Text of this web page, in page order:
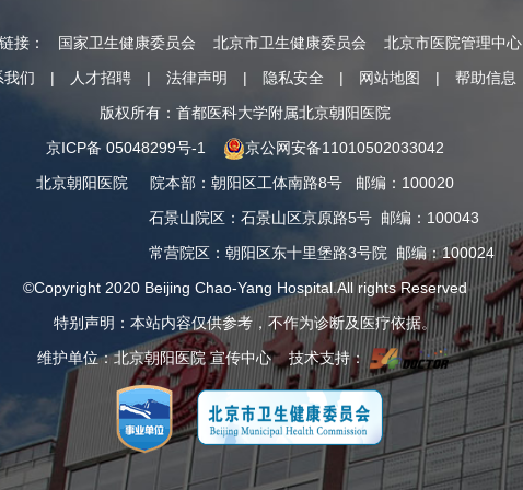
接： 国家卫生健康委员会 北京市卫生健康委员会
北京市医院管理中心
我们
| 人才招聘 | 法律声明 | 隐私安全 | 网站地图 |
帮助信息
版权所有：首都医科大学附属北京朝阳医院
京ICP备 05048299号-1
京公网安备11010502033042
北京朝阳医院
院本部 ： 朝阳区工体南路8号 邮编：100020
石景山院区 ： 石景山区京原路5号 邮编：100043
常营院区 ： 朝阳区东十里堡路3号院 邮编：100024
©Copyright 2020 Beijing Chao-Yang Hospital.All rights Reserved
特别声明：本站内容仅供参考，不作为诊断及医疗依据。
维护单位：北京朝阳医院 宣传中心 技术支持：